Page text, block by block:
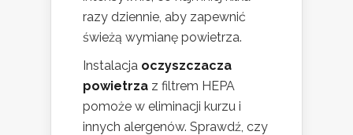
razy dziennie, aby zapewnić
świeżą wymianę powietrza.
Instalacja oczyszczacza
powietrza z filtrem HEPA
pomoże w eliminacji kurzu i
innych alergenów. Sprawdź, czy